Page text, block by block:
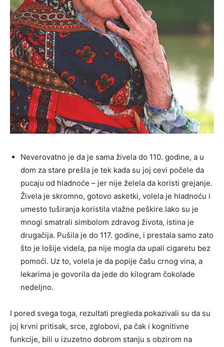
Neverovatno je da je sama živela do 110. godine, a u
dom za stare prešla je tek kada su joj cevi počele da
pucaju od hladnoće – jer nije želela da koristi grejanje.
Živela je skromno, gotovo asketki, volela je hladnoću i
umesto tuširanja koristila vlažne peškire.Iako su je
mnogi smatrali simbolom zdravog života, istina je
drugačija. Pušila je do 117. godine, i prestala samo zato
što je lošije videla, pa nije mogla da upali cigaretu bez
pomoći. Uz to, volela je da popije čašu crnog vina, a
lekarima je govorila da jede do kilogram čokolade
nedeljno.
I pored svega toga, rezultati pregleda pokazivali su da su
joj krvni pritisak, srce, zglobovi, pa čak i kognitivne
funkcije, bili u izuzetno dobrom stanju s obzirom na